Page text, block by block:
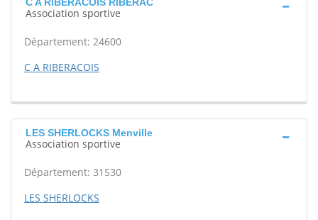
Association sportive
Département: 24600
C A RIBERACOIS
LES SHERLOCKS Menville
Association sportive
Département: 31530
LES SHERLOCKS